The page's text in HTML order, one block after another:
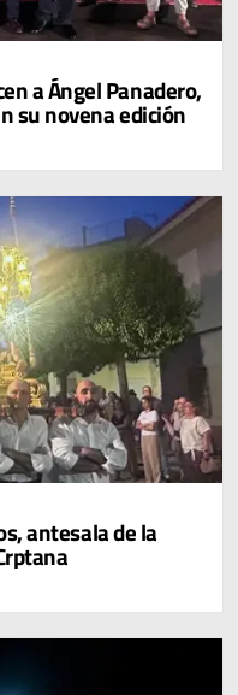
a Ángel Panadero,
su novena edición
antesala de la